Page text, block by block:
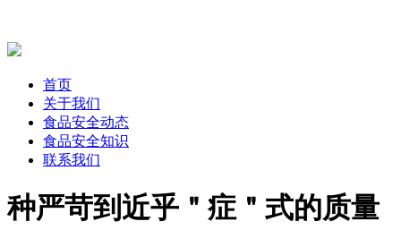
首页
关于我们
食品安全动态
食品安全知识
联系我们
种严苛到近乎＂症＂式的质量